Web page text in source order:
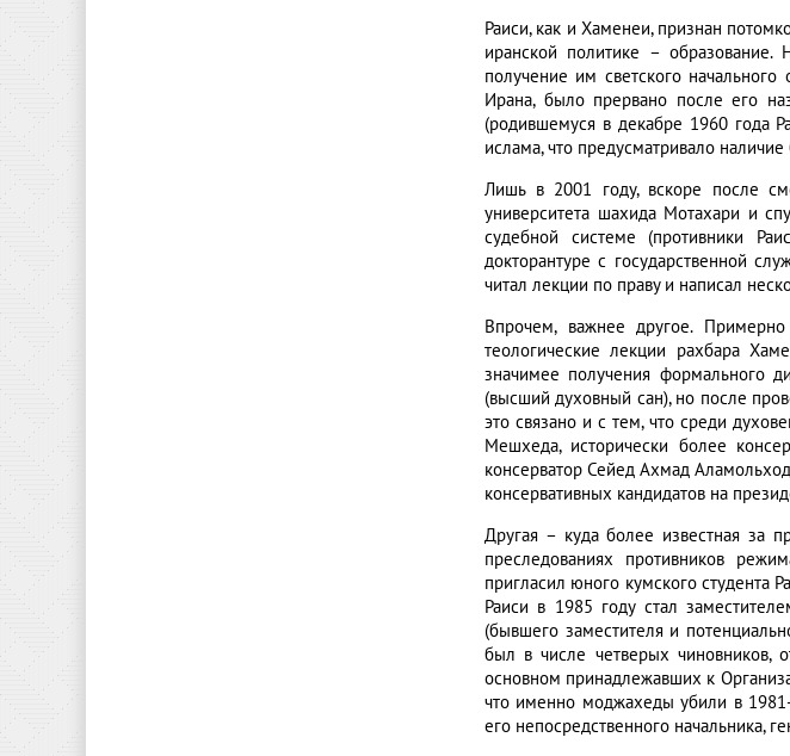
Раиси, как и Хаменеи, признан
иранской политике –
получение им светского
Ирана, было прервано после его
(родившемуся в декабре 1960 года
ислама, что предусматривало
Лишь в 2001 году, вскоре после
университета шахида Мотахари и
судебной системе (противники
докторантуре с государственной
читал лекции по праву и написал
Впрочем, важнее другое.
теологические лекции рахбара
значимее получения формального
(высший духовный сан), но после
это связано и с тем, что среди
Мешхеда, исторически более
консерватор Сейед Ахмад
консервативных кандидатов на
Другая – куда более известная за
преследованиях противников
пригласил юного кумского студента
Раиси в 1985 году стал
(бывшего заместителя и
был в числе четверых чиновников,
основном принадлежавших к
что именно моджахеды убили в
его непосредственного начальника,